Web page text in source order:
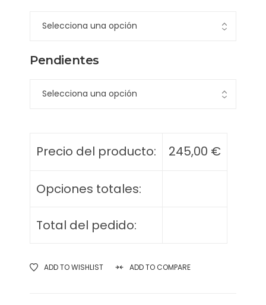
Pendientes
Precio del producto: 245,00 €
Opciones totales:
Total del pedido:
ADD TO WISHLIST ADD TO COMPARE